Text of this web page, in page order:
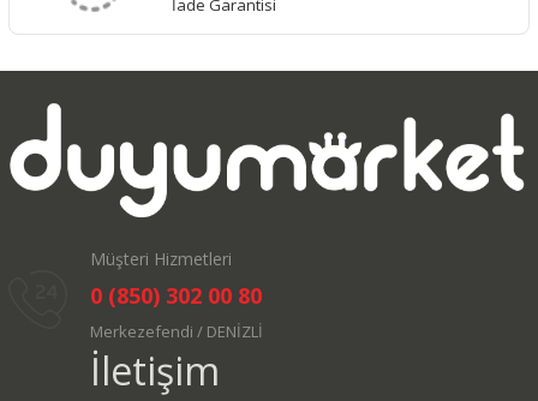
Müşteri Hizmetleri
0 (850) 302 00 80
Merkezefendi / DENİZLİ
İletişim